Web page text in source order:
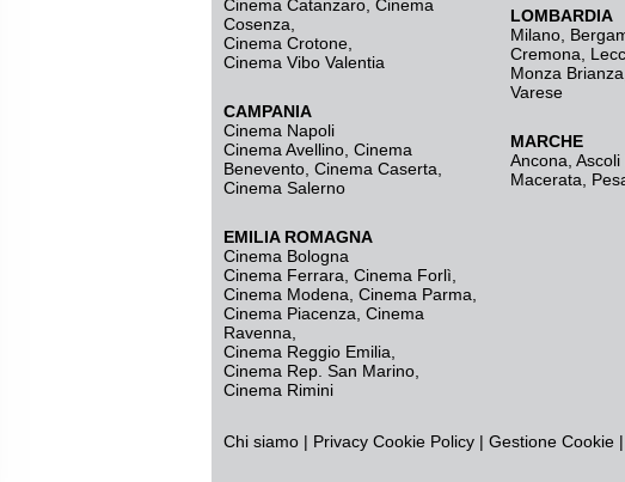
Cinema Catanzaro Cinema
Cosenza
Cinema Crotone
Cinema Vibo Valentia
CAMPANIA
Cinema Napoli
Cinema Avellino Cinema
Benevento Cinema Caserta
Cinema Salerno
EMILIA ROMAGNA
Cinema Bologna
Cinema Ferrara Cinema Forlì
Cinema Modena Cinema Parma
Cinema Piacenza Cinema
Ravenna
Cinema Reggio Emilia
Cinema Rep. San Marino
Cinema Rimini
LOMBARDIA
Milano
Cremona
Monza Brianza
Varese
MARCHE
Ancona Ascoli
Macerata
Chi siamo | Privacy Cookie Policy | Gestione Cookie